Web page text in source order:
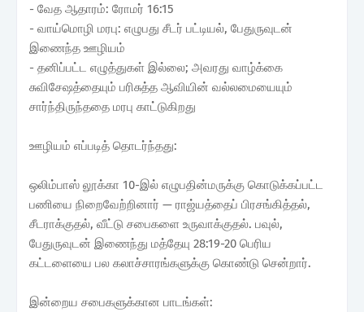
- வேத ஆதாரம்: ரோமர் 16:15
- வாய்மொழி மரபு: எழுபது சீடர் பட்டியல், பேதுருவுடன்
இணைந்த ஊழியம்
- தனிப்பட்ட எழுத்துகள் இல்லை; அவரது வாழ்க்கை
சுவிசேஷத்தையும் பரிசுத்த ஆவியின் வல்லமையையும்
சார்ந்திருந்ததை மரபு காட்டுகிறது
ஊழியம் எப்படித் தொடர்ந்தது:
ஒலிம்பாஸ் லூக்கா 10-இல் எழுபதின்மருக்கு கொடுக்கப்பட்ட
பணியை நிறைவேற்றினார் — ராஜ்யத்தைப் பிரசங்கித்தல்,
சீடராக்குதல், வீட்டு சபைகளை உருவாக்குதல். பவுல்,
பேதுருவுடன் இணைந்து மத்தேயு 28:19-20 பெரிய
கட்டளையை பல கலாச்சாரங்களுக்கு கொண்டு சென்றார்.
இன்றைய சபைகளுக்கான பாடங்கள்: